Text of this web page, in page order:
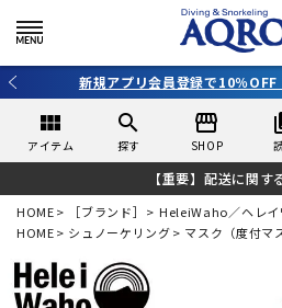
新規アプリ会員登録で10％OFF
view_module
アイテム
search
探す
storefront
SHOP
【重要】配送に関す
HOME ［ブランド］ HeleiWaho／ヘレイ
HOME
シュノーケリング マスク（度付マ